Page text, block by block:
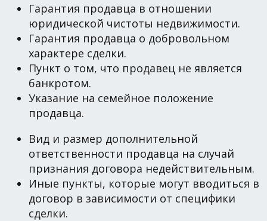
Гарантия продавца в отношении
юридической чистоты недвижимости.
Гарантия продавца о добровольном
характере сделки.
Пункт о том, что продавец не является
банкротом.
Указание на семейное положение
продавца.
Вид и размер дополнительной
ответственности продавца на случай
признания договора недействительным.
Иные пункты, которые могут вводиться в
договор в зависимости от специфики
сделки.